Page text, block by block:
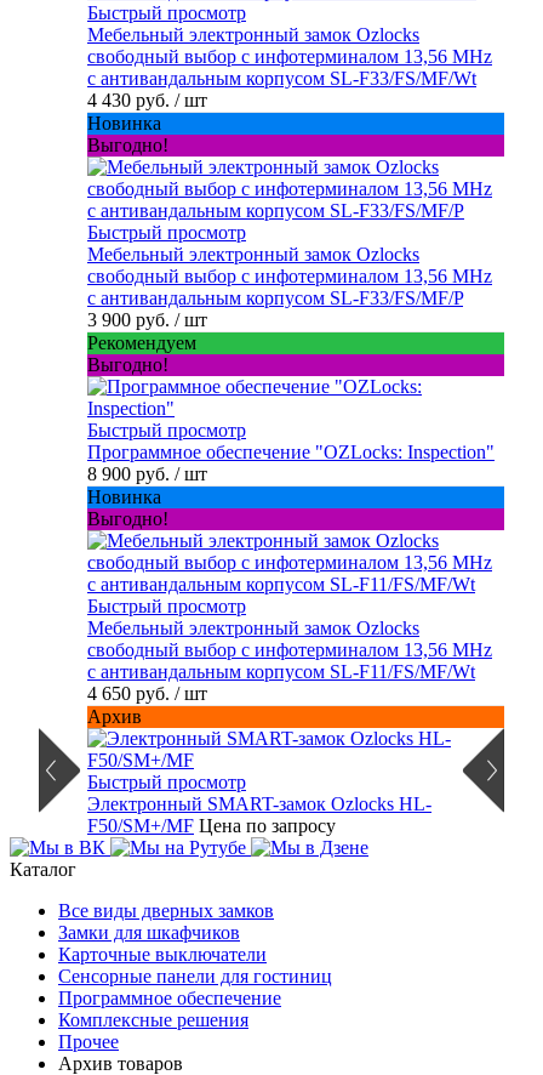
Быстрый просмотр
Мебельный электронный замок Ozlocks
свободный выбор с инфотерминалом 13,56 MHz
с антивандальным корпусом SL-F33/FS/MF/Wt
4 430 руб. / шт
Новинка
Выгодно!
Быстрый просмотр
Мебельный электронный замок Ozlocks
свободный выбор с инфотерминалом 13,56 MHz
с антивандальным корпусом SL-F33/FS/MF/P
3 900 руб. / шт
Рекомендуем
Выгодно!
Быстрый просмотр
Программное обеспечение "OZLocks: Inspection"
8 900 руб. / шт
Новинка
Выгодно!
Быстрый просмотр
Мебельный электронный замок Ozlocks
свободный выбор с инфотерминалом 13,56 MHz
с антивандальным корпусом SL-F11/FS/MF/Wt
4 650 руб. / шт
Архив
Быстрый просмотр
Электронный SMART-замок Ozlocks HL-
F50/SM+/MF Цена по запросу
Каталог
Все виды дверных замков
Замки для шкафчиков
Карточные выключатели
Сенсорные панели для гостиниц
Программное обеспечение
Комплексные решения
Прочее
Архив товаров